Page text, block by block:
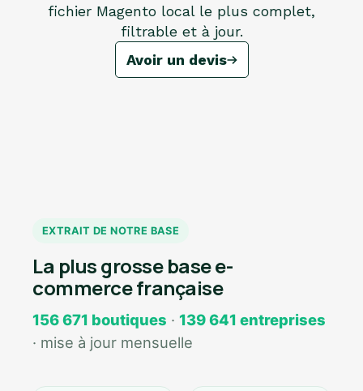
fichier Magento local le plus complet,
filtrable et à jour.
Avoir un devis
EXTRAIT DE NOTRE BASE
La plus grosse base e-
commerce française
156 671 boutiques · 139 641 entreprises
· mise à jour mensuelle